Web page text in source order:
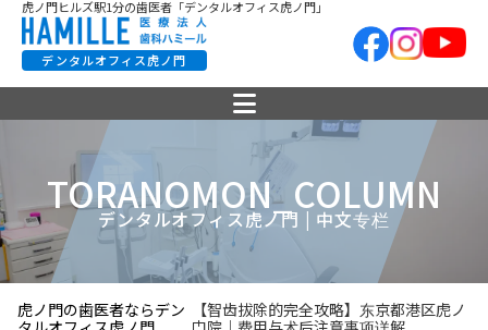
虎ノ門ヒルズ駅1分の歯医者「デンタルオフィス虎ノ門」
デンタルオフィス虎ノ門
TORANOMON_COLUMN
デンタルオフィス虎ノ門 | 中文专栏
虎ノ門の歯医者ならデン
【智齿拔除的完全攻略】东京都港区虎ノ